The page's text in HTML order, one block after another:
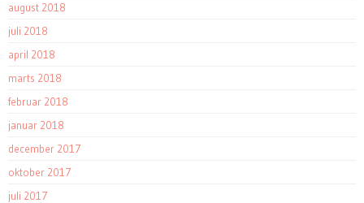
august 2018
juli 2018
april 2018
marts 2018
februar 2018
januar 2018
december 2017
oktober 2017
juli 2017